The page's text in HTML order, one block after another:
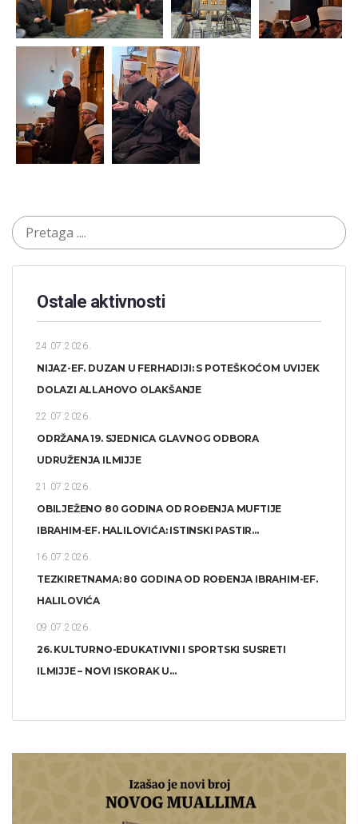
Ostale aktivnosti
24.07.2026.
NIJAZ-EF. DUZAN U FERHADIJI: S POTEŠKOĆOM UVIJEK
DOLAZI ALLAHOVO OLAKŠANJE
22.07.2026.
ODRŽANA 19. SJEDNICA GLAVNOG ODBORA
UDRUŽENJA ILMIJJE
21.07.2026.
OBILJEŽENO 80 GODINA OD ROĐENJA MUFTIJE
IBRAHIM-EF. HALILOVIĆA: ISTINSKI PASTIR...
16.07.2026.
TEZKIRETNAMA: 80 GODINA OD ROĐENJA IBRAHIM-EF.
HALILOVIĆA
09.07.2026.
26. KULTURNO-EDUKATIVNI I SPORTSKI SUSRETI
ILMIJJE – NOVI ISKORAK U...